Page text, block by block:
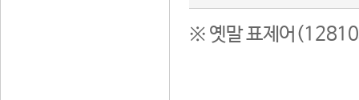
※ 옛말 표제어(12810